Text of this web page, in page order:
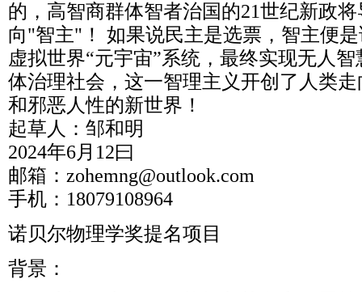
的，高智商群体智者治国的21世纪新政
向"智主"！ 如果说民主是选票，智主便
虚拟世界“元宇宙”系统，最终实现无人
体治理社会，这一智理主义开创了人类
和邪恶人性的新世界！
起草人：邹和明
2024年6月12曰
邮箱：zohemng@outlook.com
手机：18079108964
诺贝尔物理学奖提名项目
背景：